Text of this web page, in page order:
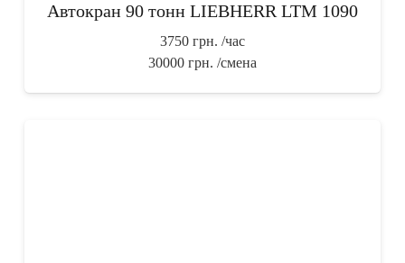
Автокран 90 тонн LIEBHERR LTM 1090
3750 грн. /час
30000 грн. /смена